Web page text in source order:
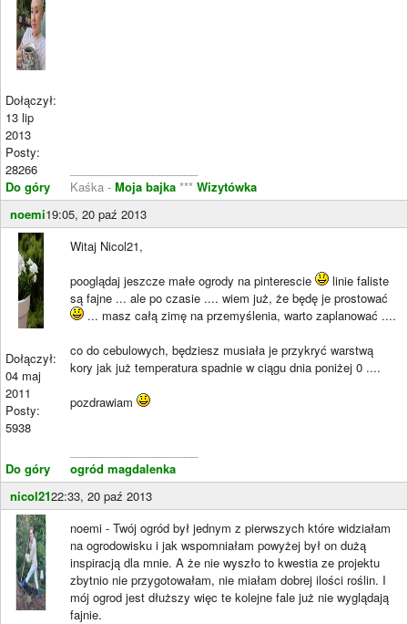
Dołączył:
13 lip
2013
Posty:
28266
Do góry
Kaśka - Moja bajka *** Wizytówka
noemi19:05, 20 paź 2013
Dołączył:
04 maj
2011
Posty:
5938
Do góry
Witaj Nicol21,
pooglądaj jeszcze małe ogrody na pinterescie
linie faliste
są fajne ... ale po czasie .... wiem już, że będę je prostować
... masz całą zimę na przemyślenia, warto zaplanować ....
co do cebulowych, będziesz musiała je przykryć warstwą
kory jak już temperatura spadnie w ciągu dnia poniżej 0 ....
pozdrawiam
ogród magdalenka
nicol2122:33, 20 paź 2013
noemi - Twój ogród był jednym z pierwszych które widziałam
na ogrodowisku i jak wspomniałam powyżej był on dużą
inspiracją dla mnie. A że nie wyszło to kwestia ze projektu
zbytnio nie przygotowałam, nie miałam dobrej ilości roślin. I
mój ogrod jest dłuższy więc te kolejne fale już nie wyglądają
fajnie.